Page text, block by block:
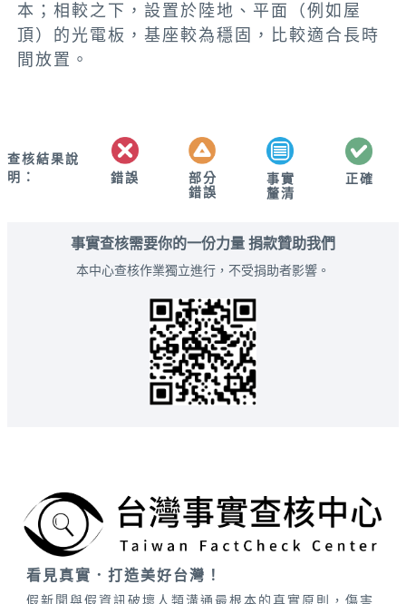
本；相較之下，設置於陸地、平面（例如屋
頂）的光電板，基座較為穩固，比較適合長時
間放置。
查核結果說
明：
錯誤
部分
錯誤
事實
釐清
正確
事實查核需要你的一份力量 捐款贊助我們
本中心查核作業獨立進行，不受捐助者影響。
看見真實．打造美好台灣！
假新聞與假資訊破壞人類溝通最根本的真實原則，傷害